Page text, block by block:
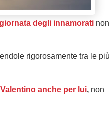
degli innamorati
rigorosamente tra le
anche per lui, non